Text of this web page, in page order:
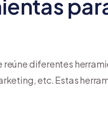
diferentes
etc. Estas